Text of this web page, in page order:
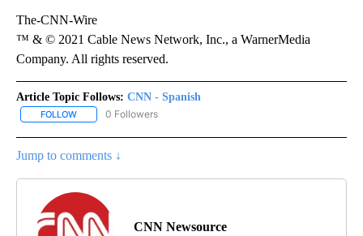
The-CNN-Wire
™ & © 2021 Cable News Network, Inc., a WarnerMedia
Company. All rights reserved.
Article Topic Follows: CNN - Spanish
FOLLOW FOLLOW "CNN - SPANISH" TO RECEIVE NOTIFICATIONS ABOUT
0 Followers
Jump to comments ↓
CNN Newsource